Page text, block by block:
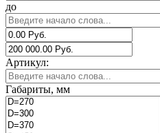
до
Артикул:
Габариты, мм